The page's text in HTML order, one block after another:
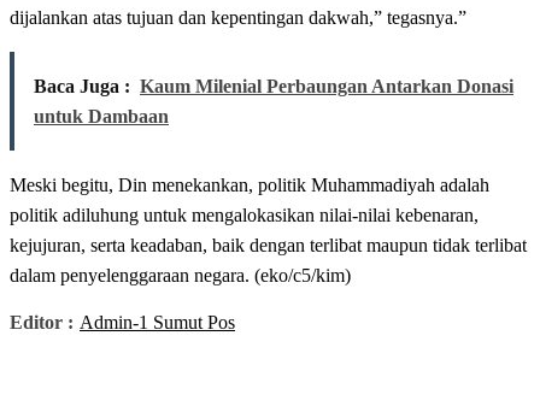
dijalankan atas tujuan dan kepentingan dakwah,” tegasnya.”
Baca Juga : Kaum Milenial Perbaungan Antarkan Donasi
untuk Dambaan
Meski begitu, Din menekankan, politik Muhammadiyah adalah
politik adiluhung untuk mengalokasikan nilai-nilai kebenaran,
kejujuran, serta keadaban, baik dengan terlibat maupun tidak terlibat
dalam penyelenggaraan negara. (eko/c5/kim)
Editor : Admin-1 Sumut Pos